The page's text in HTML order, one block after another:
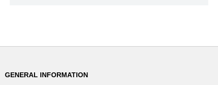
GENERAL INFORMATION